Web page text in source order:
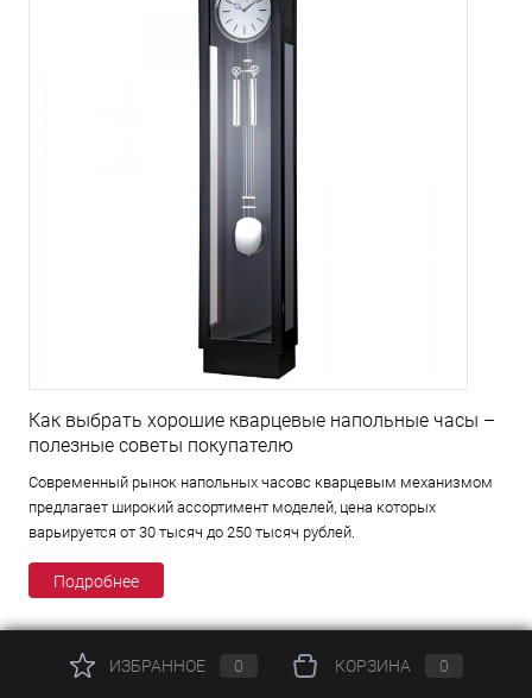
Как выбрать хорошие кварцевые напольные часы –
полезные советы покупателю
Современный рынок напольных часовс кварцевым механизмом
предлагает широкий ассортимент моделей, цена которых
варьируется от 30 тысяч до 250 тысяч рублей.
Подробнее
ИЗБРАННОЕ 0 КОРЗИНА 0